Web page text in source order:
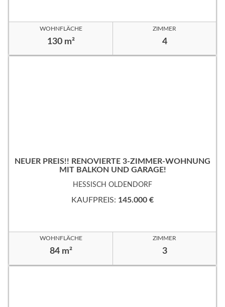
WOHNFLÄCHE
130 m²
ZIMMER
4
NEUER PREIS!! RENOVIERTE 3-ZIMMER-WOHNUNG
MIT BALKON UND GARAGE!
HESSISCH OLDENDORF
KAUFPREIS: 145.000 €
WOHNFLÄCHE
84 m²
ZIMMER
3